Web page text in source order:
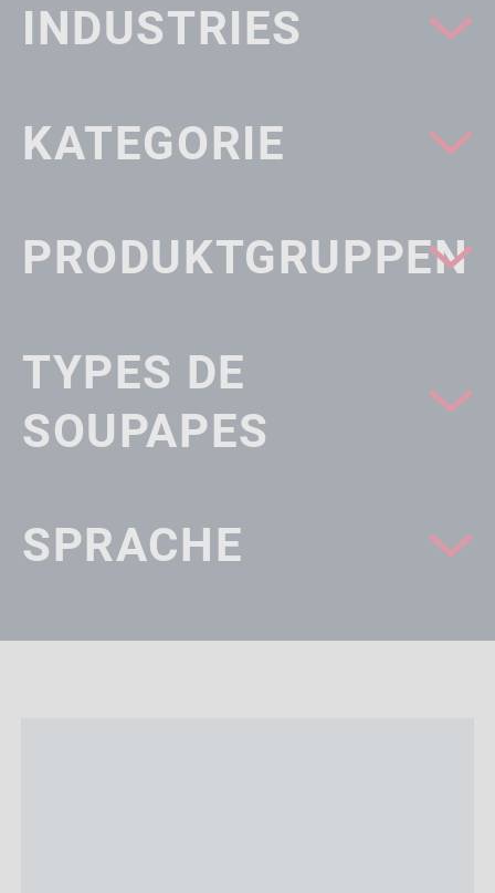
INDUSTRIES
KATEGORIE
PRODUKTGRUPPEN
TYPES DE
SOUPAPES
SPRACHE